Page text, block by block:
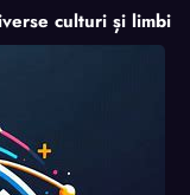
culturi și limbi